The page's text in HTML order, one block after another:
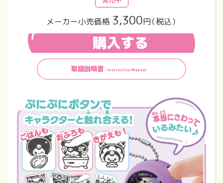
メーカー小売価格 3,300円（税込）
購入する
取扱説明書 Instruction Manual